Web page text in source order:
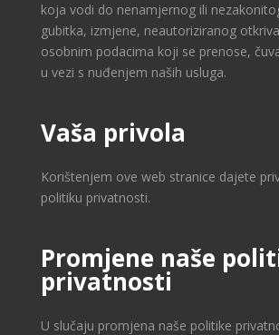
koja vodi do nenamjernog ili
gubitka, izmjene, neautoriziranog
osobnim podacima koji se prenose,
u vezi s nuđenjem naših usluga.
Vaša privola
Korištenjem ove web stranice dajete
politiku privatnosti.
Promjene naše
privatnosti
U slučaju promjena naše politike